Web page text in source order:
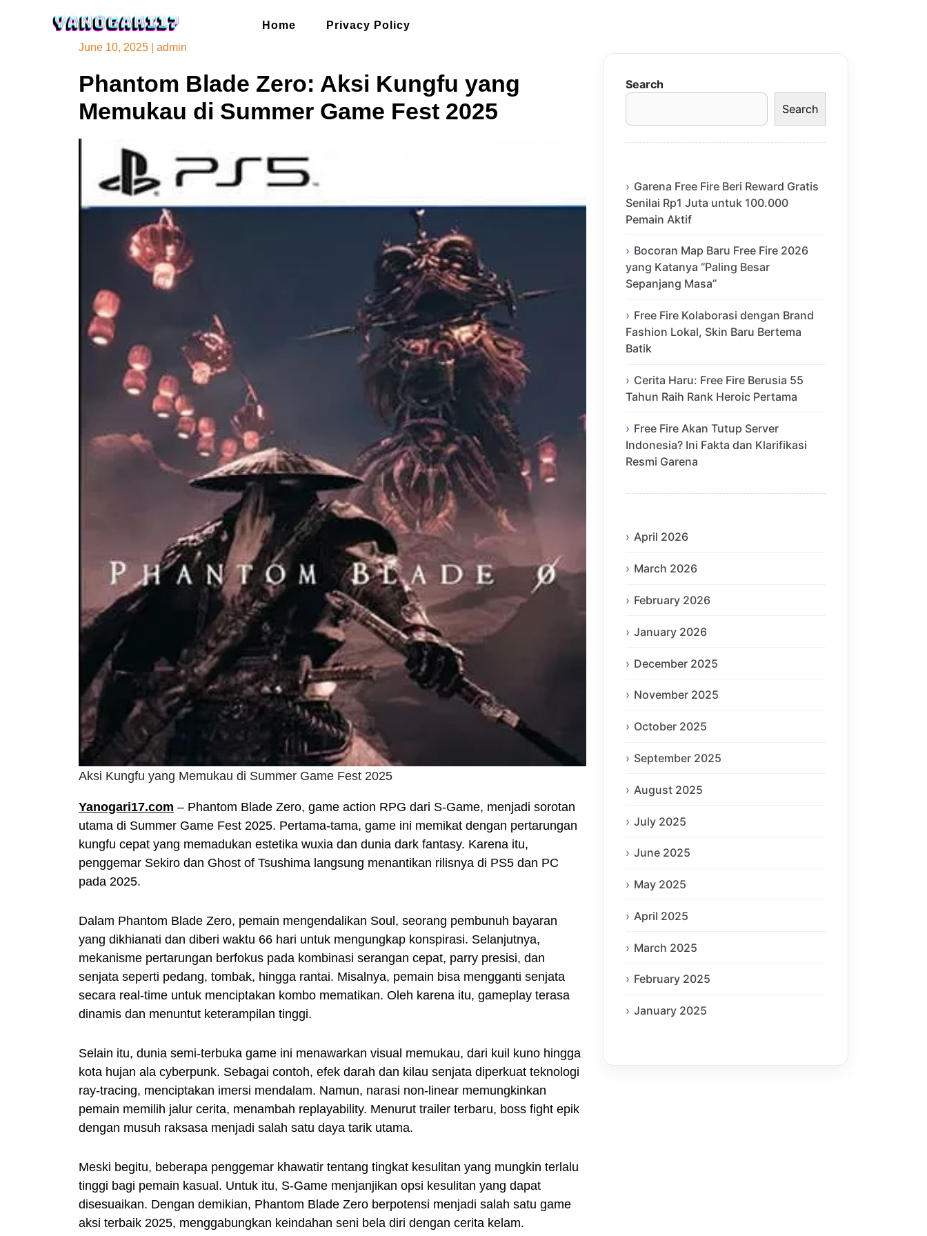
Home
Privacy Policy
June 10, 2025
admin
Phantom Blade Zero: Aksi Kungfu yang
Memukau di Summer Game Fest 2025
Aksi Kungfu yang Memukau di Summer Game Fest 2025
Yanogari17.com – Phantom Blade Zero, game action RPG dari S-Game, menjadi sorotan
utama di Summer Game Fest 2025. Pertama-tama, game ini memikat dengan pertarungan
kungfu cepat yang memadukan estetika wuxia dan dunia dark fantasy. Karena itu,
penggemar Sekiro dan Ghost of Tsushima langsung menantikan rilisnya di PS5 dan PC
pada 2025.
Dalam Phantom Blade Zero, pemain mengendalikan Soul, seorang pembunuh bayaran
yang dikhianati dan diberi waktu 66 hari untuk mengungkap konspirasi. Selanjutnya,
mekanisme pertarungan berfokus pada kombinasi serangan cepat, parry presisi, dan
senjata seperti pedang, tombak, hingga rantai. Misalnya, pemain bisa mengganti senjata
secara real-time untuk menciptakan kombo mematikan. Oleh karena itu, gameplay terasa
dinamis dan menuntut keterampilan tinggi.
Selain itu, dunia semi-terbuka game ini menawarkan visual memukau, dari kuil kuno hingga
kota hujan ala cyberpunk. Sebagai contoh, efek darah dan kilau senjata diperkuat teknologi
ray-tracing, menciptakan imersi mendalam. Namun, narasi non-linear memungkinkan
pemain memilih jalur cerita, menambah replayability. Menurut trailer terbaru, boss fight epik
dengan musuh raksasa menjadi salah satu daya tarik utama.
Meski begitu, beberapa penggemar khawatir tentang tingkat kesulitan yang mungkin terlalu
tinggi bagi pemain kasual. Untuk itu, S-Game menjanjikan opsi kesulitan yang dapat
disesuaikan. Dengan demikian, Phantom Blade Zero berpotensi menjadi salah satu game
aksi terbaik 2025, menggabungkan keindahan seni bela diri dengan cerita kelam.
Search
Search
Garena Free Fire Beri Reward Gratis
Senilai Rp1 Juta untuk 100.000
Pemain Aktif
Bocoran Map Baru Free Fire 2026
yang Katanya “Paling Besar
Sepanjang Masa”
Free Fire Kolaborasi dengan Brand
Fashion Lokal, Skin Baru Bertema
Batik
Cerita Haru: Free Fire Berusia 55
Tahun Raih Rank Heroic Pertama
Free Fire Akan Tutup Server
Indonesia? Ini Fakta dan Klarifikasi
Resmi Garena
April 2026
March 2026
February 2026
January 2026
December 2025
November 2025
October 2025
September 2025
August 2025
July 2025
June 2025
May 2025
April 2025
March 2025
February 2025
January 2025